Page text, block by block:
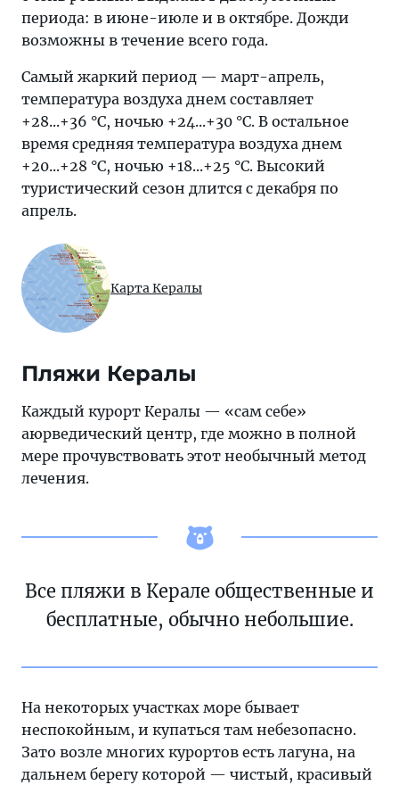
периода: в июне-июле и в октябре. Дожди
возможны в течение всего года.
Самый жаркий период — март-апрель,
температура воздуха днем составляет
+28...+36 °C, ночью +24...+30 °C. В остальное
время средняя температура воздуха днем
+20...+28 °C, ночью +18...+25 °C. Высокий
туристический сезон длится с декабря по
апрель.
Карта Кералы
Пляжи Кералы
Каждый курорт Кералы — «сам себе»
аюрведический центр, где можно в полной
мере прочувствовать этот необычный метод
лечения.
Все пляжи в Керале общественные и
бесплатные, обычно небольшие.
На некоторых участках море бывает
неспокойным, и купаться там небезопасно.
Зато возле многих курортов есть лагуна, на
дальнем берегу которой — чистый, красивый